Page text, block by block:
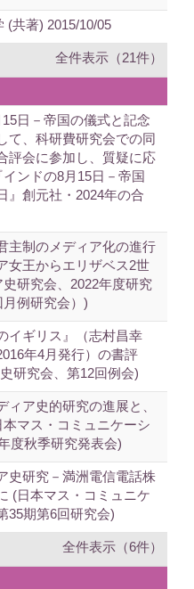
(共著) 2015/10/05
全件表示（21件）
15日－帝国の儀式と記念
て、科研費研究会での同
評会に参加し、質疑に応
ンドの8月15日－帝国
』創元社・2024年の合
主制のメディア化の進行
女王からエリザベス2世
史研究会、2022年度研究
例研究会）)
イギリス』（志村昌幸
年4月発行）の書評
研究会、第12回例会)
ィア史的研究の進展と、
マス・コミュニケーシ
度秋季研究発表会)
史研究－満洲電信電話株
(日本マス・コミュニケ
35期第6回研究会)
全件表示（6件）